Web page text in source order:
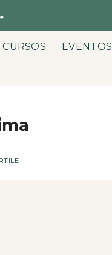
CURSOS EVENTOS